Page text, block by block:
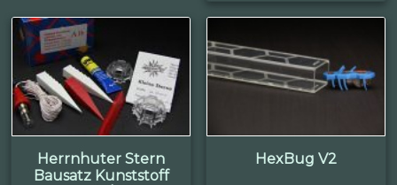
Herrnhuter Stern
Bausatz Kunststoff
HexBug V2